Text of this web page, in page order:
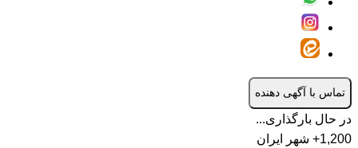
تماس با آگهی دهنده
در حال بارگذاری...
1,200+
شهر ایران